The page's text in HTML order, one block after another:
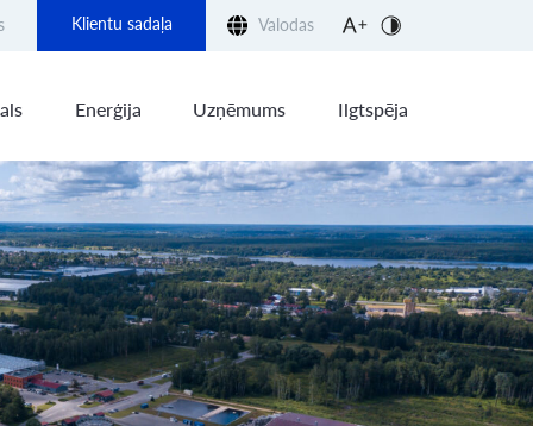
Klientu sadaļa Valodas
Enerģija Uzņēmums Ilgtspēja